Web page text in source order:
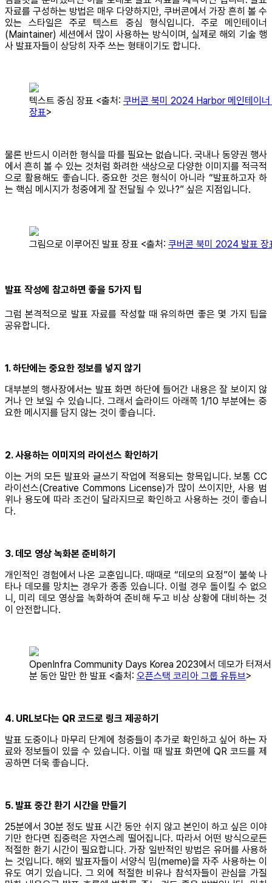
자료를 구성하는 방법은 매우 다양하지만, 쿠버콘에서 가장 흔히 볼 수
있는 스타일은 주로 텍스트 중심 형식입니다. 주로 메인테이너
(Maintainer) 세션에서 많이 사용하는 방식이며, 실제로 해외 기술 행
사 발표자들이 상당히 자주 쓰는 형태이기도 합니다.
텍스트 중심 장표 <출처: 쿠버콘 북미 2024 Harbor 메인테이너
장표>
물론 반드시 이러한 형식을 따를 필요는 없습니다. 국내나 동양권 행사
에서 흔히 볼 수 있는 것처럼 화려한 색상으로 다양한 이미지를 적극적
으로 활용해도 좋습니다. 중요한 것은 형식이 아니라 “발표하고자 하
는 핵심 메시지가 청중에게 잘 전달될 수 있나?” 싶은 지점입니다.
그림으로 이루어진 발표 장표 <출처: 쿠버콘 북미 2024 발표 장
발표 작성에 참고하면 좋을 5가지 팁
그럼 본격적으로 발표 자료를 작성할 때 유의하면 좋은 몇 가지 팁을
공유합니다.
1. 하단에는 중요한 정보를 넣지 않기
대부분의 행사장에서는 발표 화면 하단에 들어간 내용은 잘 보이지 않
거나 안 보일 수 있습니다. 그래서 슬라이드 아래쪽 1/10 부분에는 중
요한 메시지를 담지 않는 것이 좋습니다.
2. 사용하는 이미지의 라이선스 확인하기
이는 거의 모든 발표와 글쓰기 작업에 적용되는 항목입니다. 보통 CC
라이선스(Creative Commons License)가 많이 쓰이지만, 사용 범
위나 용도에 따라 조건이 달라지므로 확인하고 사용하는 것이 좋습니
다.
3. 데모 영상 녹화본 준비하기
개인적인 경험에서 나온 교훈입니다. 때때로 “데모의 요정”이 불쑥 나
타나 데모를 망치는 경우가 종종 있습니다. 이럴 경우 돌이킬 수 없으
니, 미리 데모 영상을 녹화하여 준비해 두고 비상 상황에 대비하는 것
이 안전합니다.
OpenInfra Community Days Korea 2023에서 데모가 터져
분 동안 말만 한 발표 <출처: 오픈스택 코리아 그룹 유튜브>
4. URL보다는 QR 코드로 링크 제공하기
발표 도중이나 마무리 단계에 청중들이 추가로 확인하고 싶어 하는 자
료와 정보들이 있을 수 있습니다. 이럴 때 발표 화면에 QR 코드를 제
공하면 더욱 좋습니다.
5. 발표 중간 환기 시간을 만들기
25분에서 30분 정도 발표 시간 동안 쉬지 않고 본인이 하고 싶은 이야
기만 한다면 집중력은 자연스레 떨어집니다. 따라서 어떤 방식으로든
적절한 환기 시간이 필요합니다. 가장 일반적인 방법은 유머를 사용하
는 것입니다. 해외 발표자들이 서양식 밈(meme)을 자주 사용하는 이
유도 여기 있습니다. 그 외에 적절한 비유나 참석자들이 관심을 가질